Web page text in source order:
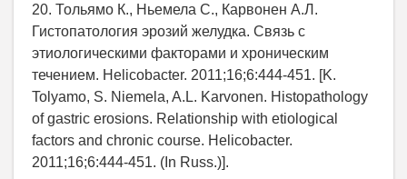
20. Тольямо К., Ньемела С., Карвонен А.Л.
Гистопатология эрозий желудка. Связь с
этиологическими факторами и хроническим
течением. Helicobacter. 2011;16;6:444-451. [K.
Tolyamo, S. Niemela, A.L. Karvonen. Histopathology
of gastric erosions. Relationship with etiological
factors and chronic course. Helicobacter.
2011;16;6:444-451. (In Russ.)].